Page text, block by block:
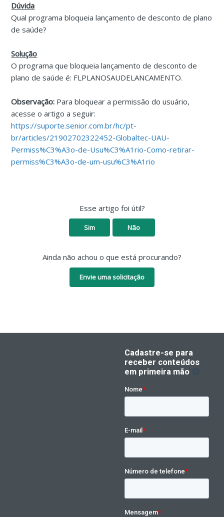
Dúvida
Qual programa bloqueia lançamento de desconto de plano
de saúde?
Solução
O programa que bloqueia lançamento de desconto de
plano de saúde é: FLPLANOSAUDELANCAMENTO.
Observação: Para bloquear a permissão do usuário,
acesse o artigo a seguir:
https://suporte.senior.com.br/hc/pt-
br/articles/21902702322452-Globaltec-UAU-
Permiss%C3%A3o-de-Usu%C3%A1rio-Como-retirar-
permiss%C3%A3o-de-um-usu%C3%A1rio
Esse artigo foi útil?
Sim Não
Ainda não achou o que está procurando?
Envie uma solicitação